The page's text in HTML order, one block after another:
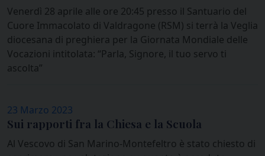
Venerdì 28 aprile alle ore 20:45 presso il Santuario del
Cuore Immacolato di Valdragone (RSM) si terrà la Veglia
diocesana di preghiera per la Giornata Mondiale delle
Vocazioni intitolata: “Parla, Signore, il tuo servo ti
ascolta”
23 Marzo 2023
Sui rapporti fra la Chiesa e la Scuola
Al Vescovo di San Marino-Montefeltro è stato chiesto di